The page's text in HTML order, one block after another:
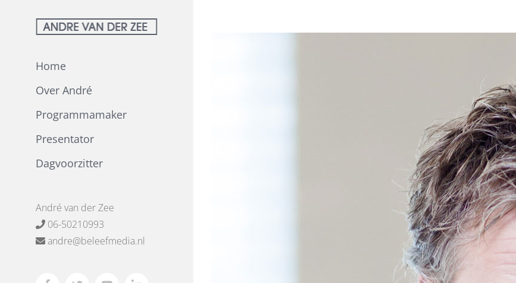
Home
Over André
Programmamaker
Presentator
Dagvoorzitter
André van der Zee
06-50210993
andre@beleefmedia.nl